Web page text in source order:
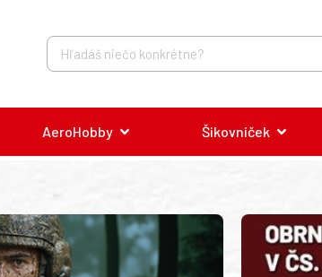
AeroHobby Šikovníček